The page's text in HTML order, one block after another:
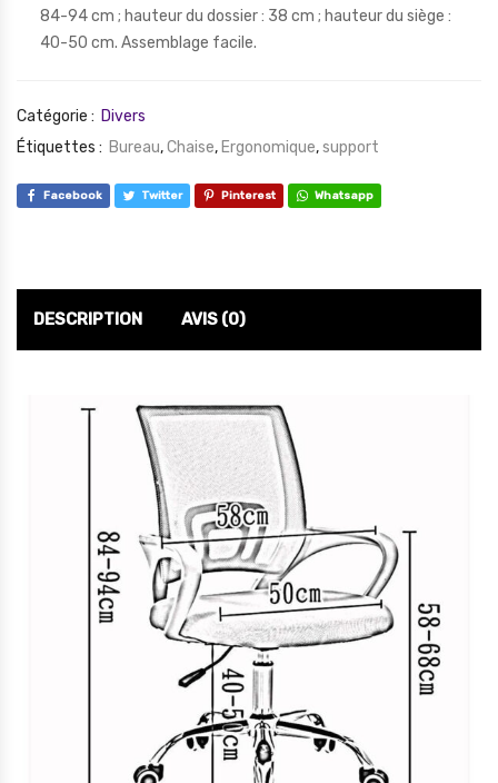
84-94 cm ; hauteur du dossier : 38 cm ; hauteur du siège :
40-50 cm. Assemblage facile.
Catégorie : Divers
Étiquettes : Bureau,Chaise, Ergonomique,support
Facebook Twitter Pinterest Whatsapp
DESCRIPTION AVIS (0)